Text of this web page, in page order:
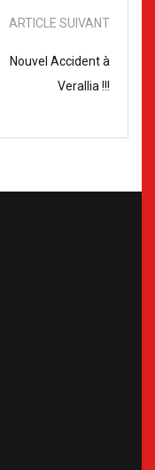
ARTICLE SUIVANT
Nouvel Accident à
Verallia !!!